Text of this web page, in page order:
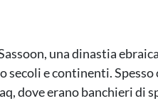
una dinastia
secoli e continenti. Spesso
dove erano banchieri di